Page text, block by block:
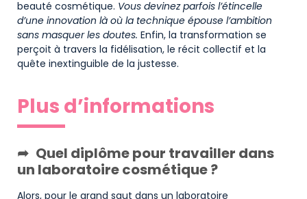
beauté cosmétique. Vous devinez parfois l’étincelle
d’une innovation là où la technique épouse l’ambition
sans masquer les doutes. Enfin, la transformation se
perçoit à travers la fidélisation, le récit collectif et la
quête inextinguible de la justesse.
Plus d’informations
Quel diplôme pour travailler dans
un laboratoire cosmétique ?
Alors, pour le grand saut dans un laboratoire